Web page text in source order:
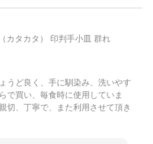
カタカタ） 印判手小皿 群れ
うど良く、手に馴染み、洗いやす
で買い、毎食時に使用していま
切、丁寧で、また利用させて頂き